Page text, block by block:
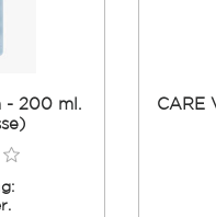
- 200 ml.
CARE